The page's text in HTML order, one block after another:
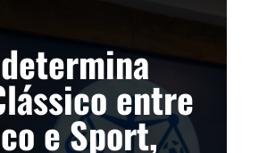
entre
e Sport,